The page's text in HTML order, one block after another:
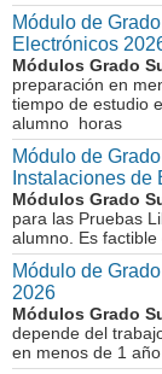
Módulo de
Electrónicos
Módulos Grado
preparación en
tiempo de estudio
alumno horas
Módulo de
Instalaciones
Módulos Grado
para las Pruebas
alumno. Es
Módulo de
2026
Módulos Grado
depende del
en menos de 1